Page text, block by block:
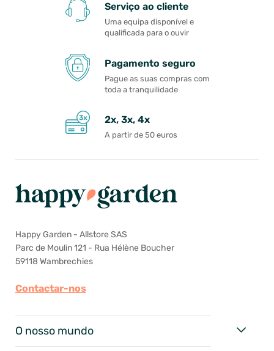
Serviço ao cliente
Uma equipa disponível e
qualificada para o ouvir
Pagamento seguro
Pague as suas compras com
toda a tranquilidade
2x, 3x, 4x
A partir de 50 euros
Happy Garden - Allstore SAS
Parc de Moulin 121 - Rua Hélène Boucher
59118 Wambrechies
Contactar-nos
O nosso mundo